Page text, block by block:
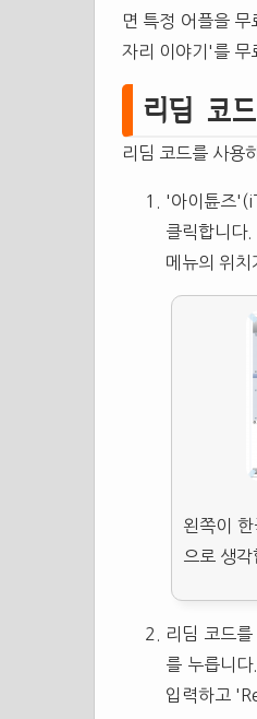
면 특정 어플을
자리 이야기'를 무
리딤 코
리딤 코드를 사용
'아이튠즈
클릭합니다
메뉴의 위치
왼쪽이
으로 생각
리딤 코드
를 누릅니
입력하고